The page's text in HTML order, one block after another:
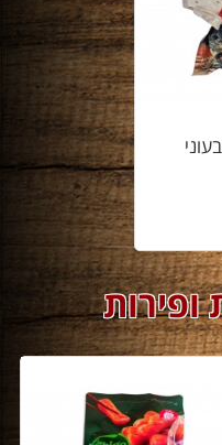
ופירות